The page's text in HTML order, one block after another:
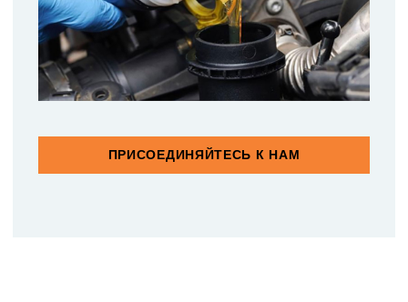
ПРИСОЕДИНЯЙТЕСЬ К НАМ